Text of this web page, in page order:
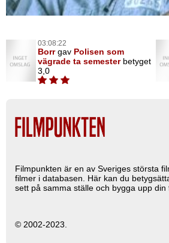
03:08:22
Borrgav Polisen som
vägrade ta semester betyget
3,0
Filmpunkten är en av Sveriges största
filmer i databasen. Här kan du
sett på samma ställe och bygga upp din
© 2002-2023.